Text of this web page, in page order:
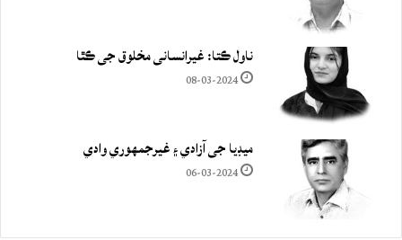
ناول ڪتا: غيرانساني مخلوق جي ڪٿا
08-03-2024
ميڊيا جي آزادي ۽ غيرجمھوري وادي
06-03-2024